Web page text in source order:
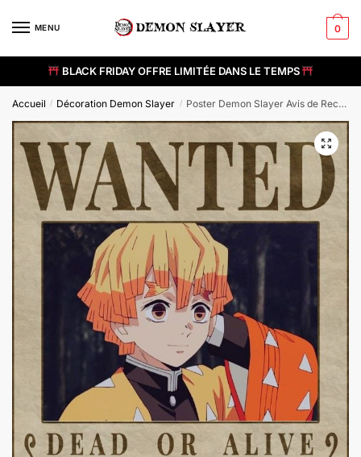
MENU 0
BLACK FRIDAY OFFRE LIMITÉE DANS LE TEMPS
Accueil / Décoration Demon Slayer / Poster Demon Slayer Avis de Recherche Zenitsu Kawaii